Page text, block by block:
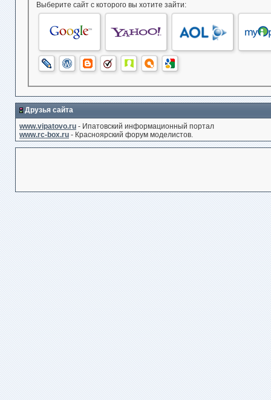
Выберите сайт с которого вы хотите зайти:
Друзья сайта
www.vipatovo.ru - Ипатовский информационный портал
www.rc-box.ru - Красноярский форум моделистов.